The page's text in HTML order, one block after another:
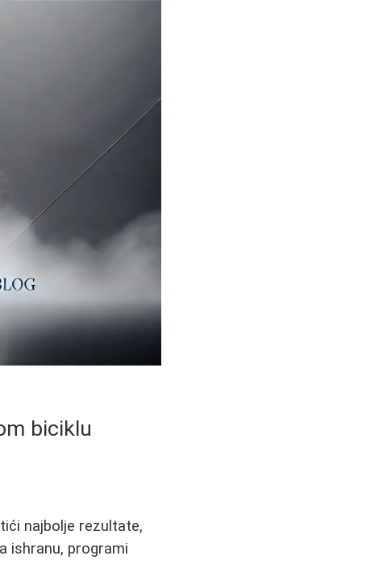
biciklu
najbolje rezultate,
ishranu, programi